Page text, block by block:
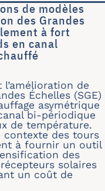
de modèles
des Grandes
à fort
en canal
l’amélioration de
Échelles (SGE)
asymétrique
bi-périodique
de température.
contexte des tours
à fournir un outil
des
solaires
un coût de